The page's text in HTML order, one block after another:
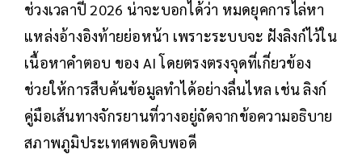
ช่วงเวลาปี 2026 น่าจะบอกได้ว่า หมดยุคการไล่หา
แหล่งอ้างอิงท้ายย่อหน้า เพราะระบบจะ ฝังลิงก์ไว้ใน
เนื้อหาคำตอบ ของ AI โดยตรงตรงจุดที่เกี่ยวข้อง
ช่วยให้การสืบค้นข้อมูลทำได้อย่างลื่นไหล เช่น ลิงก์
คู่มือเส้นทางจักรยานที่วางอยู่ถัดจากข้อความอธิบาย
สภาพภูมิประเทศพอดิบพอดี